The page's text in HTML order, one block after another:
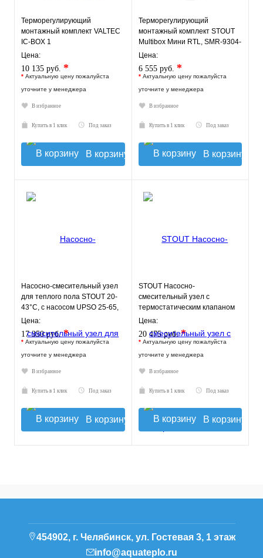
Терморегулирующий
монтажный комплект VALTEC
IC-BOX 1
Цена:
10 135 руб. *
* Актуальную цену пожалуйста
уточните у менеджера
В избранное
Купить в 1 клик Под заказ
В корзину
Терморегулирующий
монтажный комплект STOUT
Multibox Мини RTL, SMR-9304-
135140
Цена:
6 555 руб. *
* Актуальную цену пожалуйста
уточните у менеджера
В избранное
Купить в 1 клик Под заказ
В корзину
Насосно-смесительный узел
для теплого пола STOUT 20-
43°C, с насосом UPSO 25-65,
130 mm
Цена:
17 350 руб.*
* Актуальную цену пожалуйста
уточните у менеджера
В избранное
Купить в 1 клик Под заказ
В корзину
STOUT Насосно-
смесительный узел с
термостатическим клапаном
30-60°C, без насоса
Цена:
20 475 руб.*
* Актуальную цену пожалуйста
уточните у менеджера
В избранное
Купить в 1 клик Под заказ
В корзину
454902, г. Челябинск, ул. Гостевая 3, 1 этаж
info@aquateplo.ru